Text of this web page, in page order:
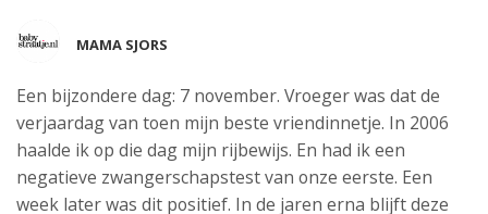
MAMA SJORS
Een bijzondere dag: 7 november. Vroeger was datde
verjaardag van toen mijn beste vriendinnetje. In 2006
haalde ik op die dag mijn rijbewijs. En had ik een
negatieve zwangerschapstest van onze eerste. Een
week later was dit positief. In de jaren erna blijft deze